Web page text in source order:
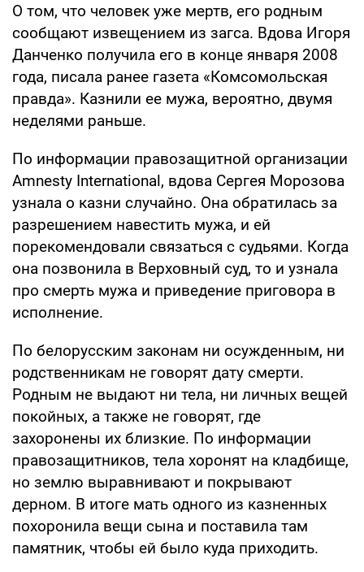
О том, что человек уже мертв, его родным
сообщают извещением из загса. Вдова Игоря
Данченко получила его в конце января 2008
года, писала ранее газета «Комсомольская
правда». Казнили ее мужа, вероятно, двумя
неделями раньше.
По информации правозащитной организации
Amnesty International, вдова Сергея Морозова
узнала о казни случайно. Она обратилась за
разрешением навестить мужа, и ей
порекомендовали связаться с судьями. Когда
она позвонила в Верховный суд, то и узнала
про смерть мужа и приведение приговора в
исполнение.
По белорусским законам ни осужденным, ни
родственникам не говорят дату смерти.
Родным не выдают ни тела, ни личных вещей
покойных, а также не говорят, где
захоронены их близкие. По информации
правозащитников, тела хоронят на кладбище,
но землю выравнивают и покрывают
дерном. В итоге мать одного из казненных
похоронила вещи сына и поставила там
памятник, чтобы ей было куда приходить.